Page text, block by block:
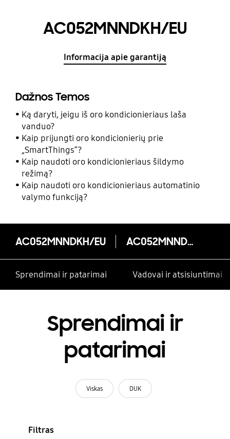
AC052MNNDKH/EU
Informacija apie garantiją
Dažnos Temos
Ką daryti, jeigu iš oro kondicionieriaus laša
vanduo?
Kaip prijungti oro kondicionierių prie
„SmartThings“?
Kaip naudoti oro kondicionieriaus šildymo
režimą?
Kaip naudoti oro kondicionieriaus automatinio
valymo funkciją?
AC052MNNDKH/EU AC052MNNDKH/EU
Sprendimai ir patarimai Vadovai ir atsisiuntimai
Sprendimai ir
patarimai
Viskas DUK
Filtras